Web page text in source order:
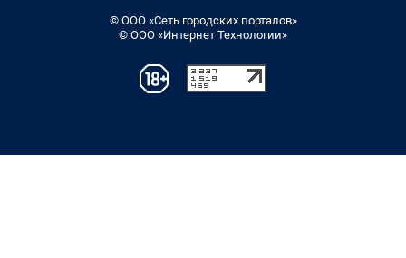
© ООО «Сеть городских порталов»
© ООО «Интернет Технологии»